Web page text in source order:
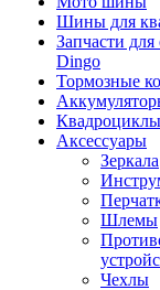
Шины для
Запчасти
Dingo
Тормозные
Аксессуары
Зеркала
Шлемы
Чехлы